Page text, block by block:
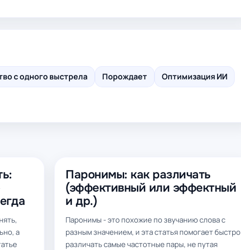
с одного выстрела Порождает
Оптимизация ИИ
а
Паронимы: как различать
(эффективный или эффектный
и др.)
Паронимы - это похожие по звучанию слова с
разным значением, и эта статья помогает быстро
различать самые частотные пары, не путая